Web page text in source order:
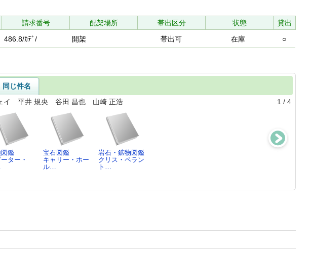
請求番号 配架場所 帯出区分 状態
貸出
486.8/ｶﾃﾞ/ 開架 帯出可 在庫 ○
同じ件名
イ 平井 規央 谷田 昌也 山崎 正浩
1 / 4
図鑑
ター・
宝石図鑑
キャリー・ホー
ル…
岩石・鉱物図鑑
クリス・ペラン
ト…